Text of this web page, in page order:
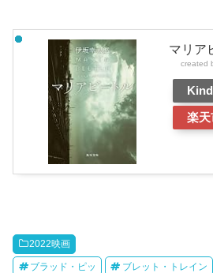
マリア
created
楽
2022映画
ブラッド・ピッ ブレット・トレイン